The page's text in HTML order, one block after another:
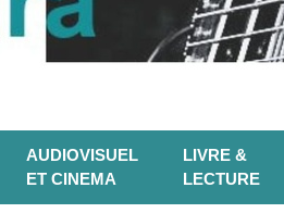
AUDIOVISUEL
ET CINEMA
LIVRE &
LECTURE